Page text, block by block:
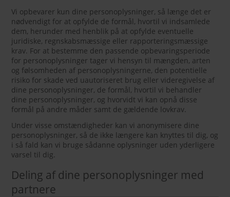
Vi opbevarer kun dine personoplysninger, så længe det er
nødvendigt for at opfylde de formål, hvortil vi indsamlede
dem, herunder med henblik på at opfylde eventuelle
juridiske, regnskabsmæssige eller rapporteringsmæssige
krav. For at bestemme den passende opbevaringsperiode
for personoplysninger tager vi hensyn til mængden, arten
og følsomheden af personoplysningerne, den potentielle
risiko for skade ved uautoriseret brug eller videregivelse af
dine personoplysninger, de formål, hvortil vi behandler
dine personoplysninger, og hvorvidt vi kan opnå disse
formål på andre måder samt de gældende lovkrav.
Under visse omstændigheder kan vi anonymisere dine
personoplysninger, så de ikke længere kan knyttes til dig, og
i så fald kan vi bruge sådanne oplysninger uden yderligere
varsel til dig.
Deling af dine personoplysninger med
partnere